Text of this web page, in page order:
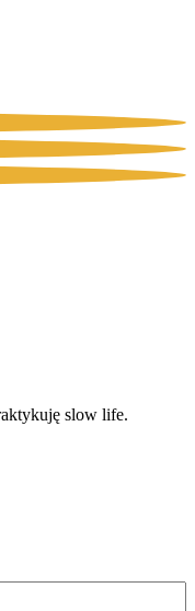
slow life.